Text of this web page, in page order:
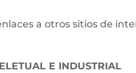
a otros sitios de
E INDUSTRIAL